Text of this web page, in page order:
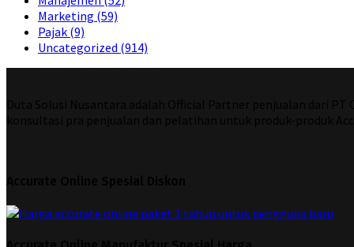
Marketing (59)
Pajak (9)
Uncategorized (914)